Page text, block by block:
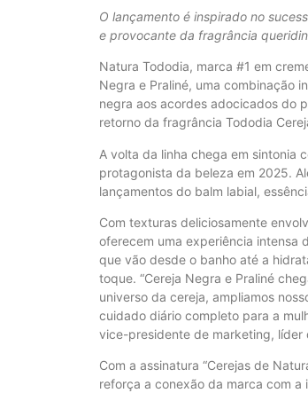
O lançamento é inspirado no
e provocante da fragrância
Natura Tododia, marca #1 em
Negra e Praliné, uma combinação
negra aos acordes adocicados do
retorno da fragrância Tododia
A volta da linha chega em sintonia
protagonista da beleza em 2025.
lançamentos do balm labial,
Com texturas deliciosamente
oferecem uma experiência intensa
que vão desde o banho até a
toque. “Cereja Negra e Praliné
universo da cereja, ampliamos
cuidado diário completo para a
vice-presidente de marketing, líder
Com a assinatura “Cerejas de
reforça a conexão da marca com